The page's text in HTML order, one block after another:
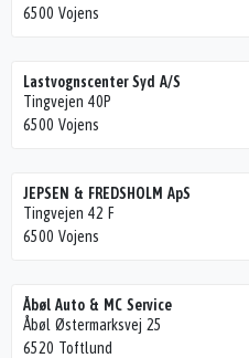
6500 Vojens
Lastvognscenter Syd A/S
Tingvejen 40P
6500 Vojens
JEPSEN & FREDSHOLM ApS
Tingvejen 42 F
6500 Vojens
Åbøl Auto & MC Service
Åbøl Østermarksvej 25
6520 Toftlund